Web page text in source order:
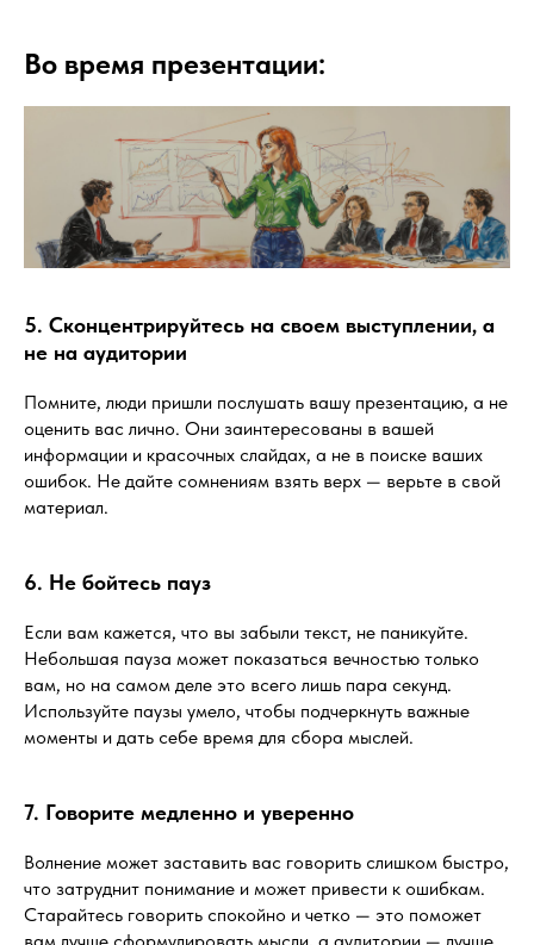
Во время презентации:
5. Сконцентрируйтесь на своем выступлении, а
не на аудитории
Помните, люди пришли послушать вашу презентацию, а не
оценить вас лично. Они заинтересованы в вашей
информации и красочных слайдах, а не в поиске ваших
ошибок. Не дайте сомнениям взять верх — верьте в свой
материал.
6. Не бойтесь пауз
Если вам кажется, что вы забыли текст, не паникуйте.
Небольшая пауза может показаться вечностью только
вам, но на самом деле это всего лишь пара секунд.
Используйте паузы умело, чтобы подчеркнуть важные
моменты и дать себе время для сбора мыслей.
7. Говорите медленно и уверенно
Волнение может заставить вас говорить слишком быстро,
что затруднит понимание и может привести к ошибкам.
Старайтесь говорить спокойно и четко — это поможет